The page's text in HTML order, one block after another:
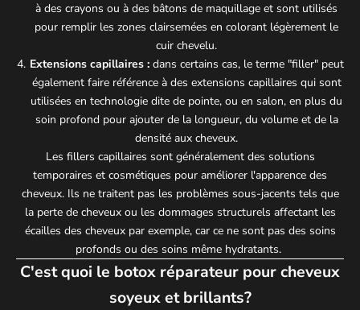
à des crayons ou à des bâtons de maquillage et sont utilisés
pour remplir les zones clairsemées en colorant légèrement le
cuir chevelu.
Extensions capillaires :dans certains cas, le terme "filler" peut
également faire référence à des extensions capillaires qui sont
utilisées en technologie dite de pointe, ou en salon, en plus du
soin profond pour ajouter de la longueur, du volume et de la
densité aux cheveux.
Les fillers capillaires sont généralement des solutions
temporaires et cosmétiques pour améliorer l'apparence des
cheveux. Ils ne traitent pas les problèmes sous-jacents tels que
la perte de cheveux ou les dommages structurels affectant les
écailles des cheveux par exemple, car ce ne sont pas des soins
profonds ou des soins même hydratants.
C'est quoi le botox réparateur pour cheveux
soyeux et brillants?